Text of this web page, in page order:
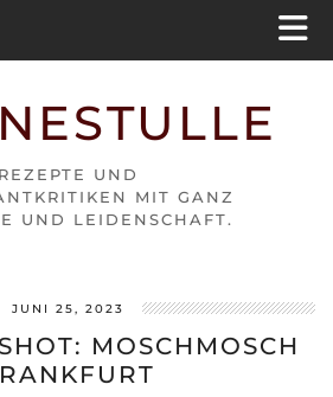
REZEPTE UND
MIT GANZ
UND LEIDENSCHAFT.
JUNI 25, 2023
MOSCHMOSCH